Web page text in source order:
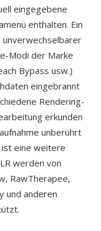
eingegebene
enthalten. Ein
Modi der Marke
Bypass usw.)
eingebrannt
Rendering-
erkunden
unberührt
eine weitere
werden von
RawTherapee,
und anderen